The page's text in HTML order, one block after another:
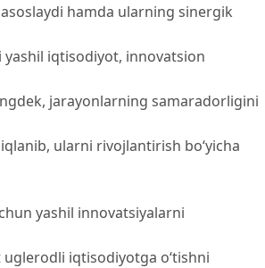
hamda ularning sinergik
iqtisodiyot, innovatsion
jarayonlarning samaradorligini
ularni rivojlantirish bo‘yicha
yashil innovatsiyalarni
iqtisodiyotga o‘tishni